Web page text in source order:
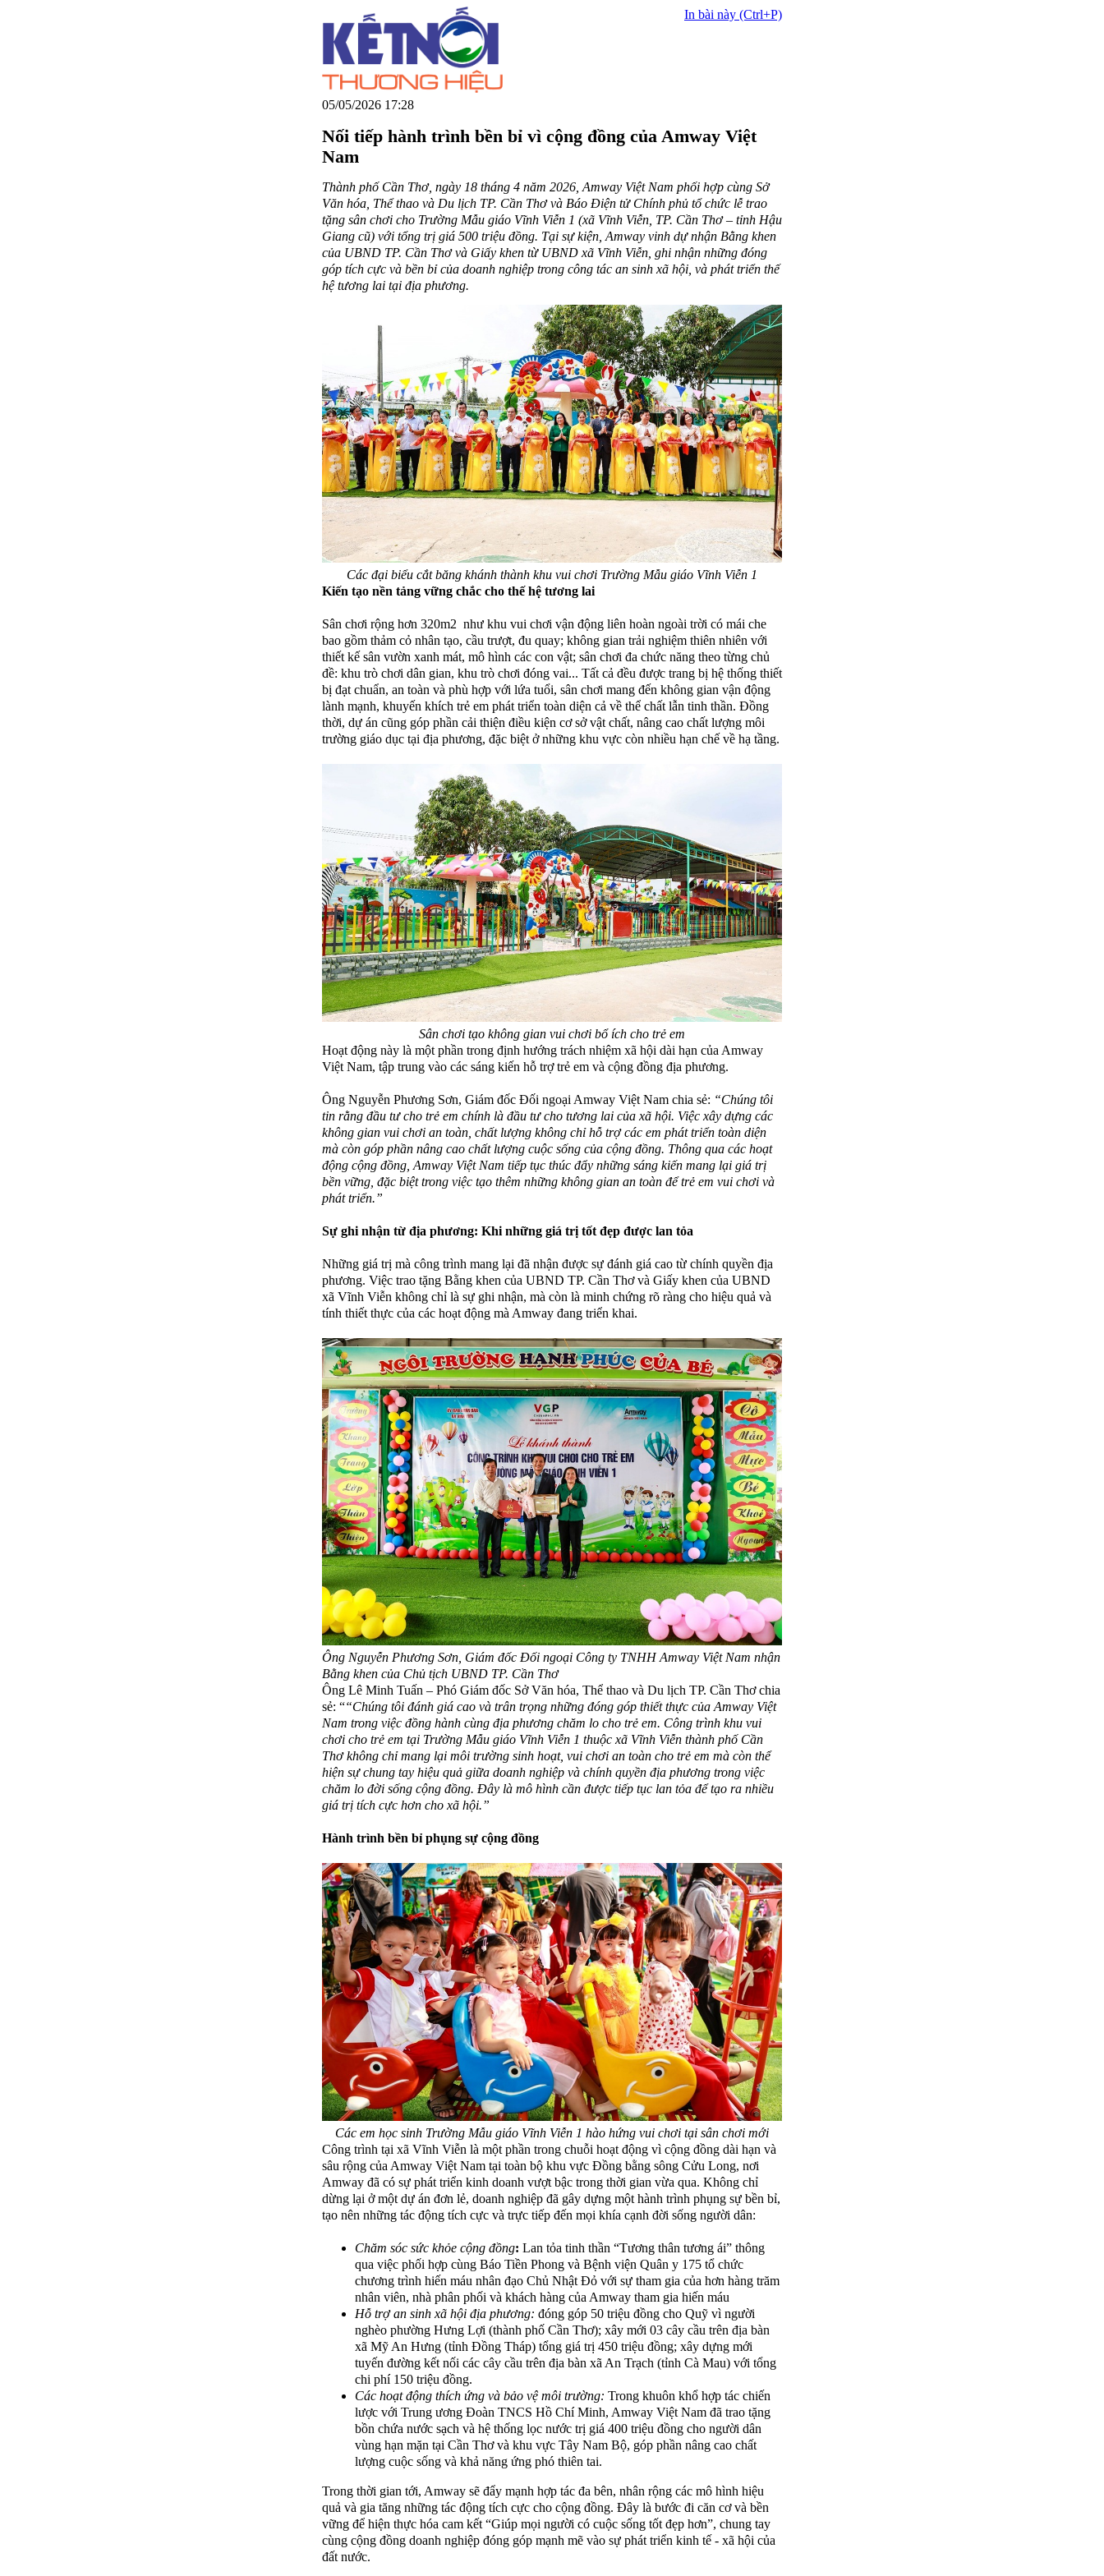
05/05/2026 17:28
In bài này (Ctrl+P)
Nối tiếp hành trình bền bỉ vì cộng đồng của Amway Việt
Nam
Thành phố Cần Thơ, ngày 18 tháng 4 năm 2026, Amway Việt Nam phối hợp cùng Sở
Văn hóa, Thể thao và Du lịch TP. Cần Thơ và Báo Điện tử Chính phủ tổ chức lễ trao
tặng sân chơi cho Trường Mẫu giáo Vĩnh Viễn 1 (xã Vĩnh Viễn, TP. Cần Thơ – tỉnh Hậu
Giang cũ) với tổng trị giá 500 triệu đồng. Tại sự kiện, Amway vinh dự nhận Bằng khen
của UBND TP. Cần Thơ và Giấy khen từ UBND xã Vĩnh Viễn, ghi nhận những đóng
góp tích cực và bền bỉ của doanh nghiệp trong công tác an sinh xã hội, và phát triển thế
hệ tương lai tại địa phương.
Các đại biểu cắt băng khánh thành khu vui chơi Trường Mẫu giáo Vĩnh Viễn 1
Kiến tạo nền tảng vững chắc cho thế hệ tương lai
Sân chơi rộng hơn 320m2 như khu vui chơi vận động liên hoàn ngoài trời có mái che
bao gồm thảm cỏ nhân tạo, cầu trượt, đu quay; không gian trải nghiệm thiên nhiên với
thiết kế sân vườn xanh mát, mô hình các con vật; sân chơi đa chức năng theo từng chủ
đề: khu trò chơi dân gian, khu trò chơi đóng vai... Tất cả đều được trang bị hệ thống thiết
bị đạt chuẩn, an toàn và phù hợp với lứa tuổi, sân chơi mang đến không gian vận động
lành mạnh, khuyến khích trẻ em phát triển toàn diện cả về thể chất lẫn tinh thần. Đồng
thời, dự án cũng góp phần cải thiện điều kiện cơ sở vật chất, nâng cao chất lượng môi
trường giáo dục tại địa phương, đặc biệt ở những khu vực còn nhiều hạn chế về hạ tầng.
Sân chơi tạo không gian vui chơi bổ ích cho trẻ em
Hoạt động này là một phần trong định hướng trách nhiệm xã hội dài hạn của Amway
Việt Nam, tập trung vào các sáng kiến hỗ trợ trẻ em và cộng đồng địa phương.
Ông Nguyễn Phương Sơn, Giám đốc Đối ngoại Amway Việt Nam chia sẻ: “Chúng tôi
tin rằng đầu tư cho trẻ em chính là đầu tư cho tương lai của xã hội. Việc xây dựng các
không gian vui chơi an toàn, chất lượng không chỉ hỗ trợ các em phát triển toàn diện
mà còn góp phần nâng cao chất lượng cuộc sống của cộng đồng. Thông qua các hoạt
động cộng đồng, Amway Việt Nam tiếp tục thúc đẩy những sáng kiến mang lại giá trị
bền vững, đặc biệt trong việc tạo thêm những không gian an toàn để trẻ em vui chơi và
phát triển.”
Sự ghi nhận từ địa phương: Khi những giá trị tốt đẹp được lan tỏa
Những giá trị mà công trình mang lại đã nhận được sự đánh giá cao từ chính quyền địa
phương. Việc trao tặng Bằng khen của UBND TP. Cần Thơ và Giấy khen của UBND
xã Vĩnh Viễn không chỉ là sự ghi nhận, mà còn là minh chứng rõ ràng cho hiệu quả và
tính thiết thực của các hoạt động mà Amway đang triển khai.
Ông Nguyễn Phương Sơn, Giám đốc Đối ngoại Công ty TNHH Amway Việt Nam nhận
Bằng khen của Chủ tịch UBND TP. Cần Thơ
Ông Lê Minh Tuấn – Phó Giám đốc Sở Văn hóa, Thể thao và Du lịch TP. Cần Thơ chia
sẻ: ““Chúng tôi đánh giá cao và trân trọng những đóng góp thiết thực của Amway Việt
Nam trong việc đồng hành cùng địa phương chăm lo cho trẻ em. Công trình khu vui
chơi cho trẻ em tại Trường Mẫu giáo Vĩnh Viễn 1 thuộc xã Vĩnh Viễn thành phố Cần
Thơ không chỉ mang lại môi trường sinh hoạt, vui chơi an toàn cho trẻ em mà còn thể
hiện sự chung tay hiệu quả giữa doanh nghiệp và chính quyền địa phương trong việc
chăm lo đời sống cộng đồng. Đây là mô hình cần được tiếp tục lan tỏa để tạo ra nhiều
giá trị tích cực hơn cho xã hội.”
Hành trình bền bỉ phụng sự cộng đồng
Các em học sinh Trường Mẫu giáo Vĩnh Viễn 1 hào hứng vui chơi tại sân chơi mới
Công trình tại xã Vĩnh Viễn là một phần trong chuỗi hoạt động vì cộng đồng dài hạn và
sâu rộng của Amway Việt Nam tại toàn bộ khu vực Đồng bằng sông Cửu Long, nơi
Amway đã có sự phát triển kinh doanh vượt bậc trong thời gian vừa qua. Không chỉ
dừng lại ở một dự án đơn lẻ, doanh nghiệp đã gây dựng một hành trình phụng sự bền bỉ,
tạo nên những tác động tích cực và trực tiếp đến mọi khía cạnh đời sống người dân:
Chăm sóc sức khỏe cộng đồng: Lan tỏa tinh thần “Tương thân tương ái” thông
qua việc phối hợp cùng Báo Tiền Phong và Bệnh viện Quân y 175 tổ chức
chương trình hiến máu nhân đạo Chủ Nhật Đỏ với sự tham gia của hơn hàng trăm
nhân viên, nhà phân phối và khách hàng của Amway tham gia hiến máu
Hỗ trợ an sinh xã hội địa phương: đóng góp 50 triệu đồng cho Quỹ vì người
nghèo phường Hưng Lợi (thành phố Cần Thơ); xây mới 03 cây cầu trên địa bàn
xã Mỹ An Hưng (tỉnh Đồng Tháp) tổng giá trị 450 triệu đồng; xây dựng mới
tuyến đường kết nối các cây cầu trên địa bàn xã An Trạch (tỉnh Cà Mau) với tổng
chi phí 150 triệu đồng.
Các hoạt động thích ứng và bảo vệ môi trường: Trong khuôn khổ hợp tác chiến
lược với Trung ương Đoàn TNCS Hồ Chí Minh, Amway Việt Nam đã trao tặng
bồn chứa nước sạch và hệ thống lọc nước trị giá 400 triệu đồng cho người dân
vùng hạn mặn tại Cần Thơ và khu vực Tây Nam Bộ, góp phần nâng cao chất
lượng cuộc sống và khả năng ứng phó thiên tai.
Trong thời gian tới, Amway sẽ đẩy mạnh hợp tác đa bên, nhân rộng các mô hình hiệu
quả và gia tăng những tác động tích cực cho cộng đồng. Đây là bước đi căn cơ và bền
vững để hiện thực hóa cam kết “Giúp mọi người có cuộc sống tốt đẹp hơn”, chung tay
cùng cộng đồng doanh nghiệp đóng góp mạnh mẽ vào sự phát triển kinh tế - xã hội của
đất nước.